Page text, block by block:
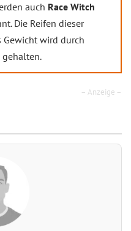
auch Race Witch
Die Reifen dieser
Gewicht wird durch
– Anzeige –